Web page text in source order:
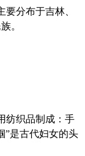
。
”是古代妇女的头